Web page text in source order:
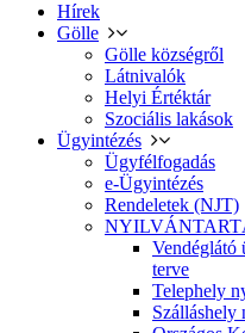
Hírek
Gölle
Gölle községről
Látnivalók
Helyi Értéktár
Szociális lakások
Ügyintézés
Ügyfélfogadás
e-Ügyintézés
Rendeletek (NJT)
Vendéglátó
terve
Telephely
Szálláshely